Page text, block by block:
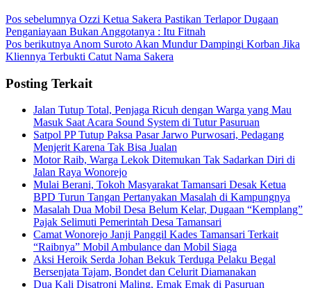
Pos sebelumnya Ozzi Ketua Sakera Pastikan Terlapor Dugaan
Penganiayaan Bukan Anggotanya : Itu Fitnah
Pos berikutnya Anom Suroto Akan Mundur Dampingi Korban Jika
Kliennya Terbukti Catut Nama Sakera
Posting Terkait
Jalan Tutup Total, Penjaga Ricuh dengan Warga yang Mau
Masuk Saat Acara Sound System di Tutur Pasuruan
Satpol PP Tutup Paksa Pasar Jarwo Purwosari, Pedagang
Menjerit Karena Tak Bisa Jualan
Motor Raib, Warga Lekok Ditemukan Tak Sadarkan Diri di
Jalan Raya Wonorejo
Mulai Berani, Tokoh Masyarakat Tamansari Desak Ketua
BPD Turun Tangan Pertanyakan Masalah di Kampungnya
Masalah Dua Mobil Desa Belum Kelar, Dugaan “Kemplang”
Pajak Selimuti Pemerintah Desa Tamansari
Camat Wonorejo Janji Panggil Kades Tamansari Terkait
“Raibnya” Mobil Ambulance dan Mobil Siaga
Aksi Heroik Serda Johan Bekuk Terduga Pelaku Begal
Bersenjata Tajam, Bondet dan Celurit Diamanakan
Dua Kali Disatroni Maling, Emak Emak di Pasuruan